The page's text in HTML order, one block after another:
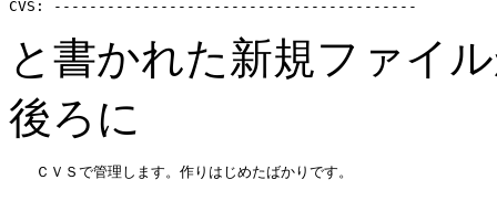
と書かれた新規ファイ
後ろに